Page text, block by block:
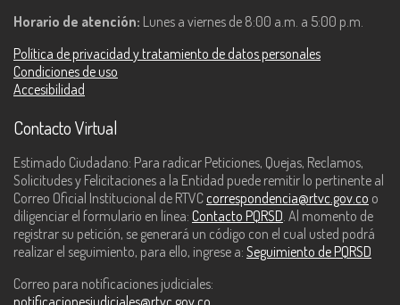
Horario de atención: Lunes a viernes de 8:00 a.m. a 5:00 p.m.
Política de privacidad y tratamiento de datos personales
Condiciones de uso
Accesibilidad
Contacto Virtual
Estimado Ciudadano: Para radicar Peticiones, Quejas, Reclamos,
Solicitudes y Felicitaciones a la Entidad puede remitir lo pertinente al
Correo Oficial Institucional de RTVC correspondencia@rtvc.gov.co o
diligenciar el formulario en línea: Contacto PQRSD. Al momento de
registrar su petición, se generará un código con el cual usted podrá
realizar el seguimiento, para ello, ingrese a: Seguimiento de PQRSD
Correo para notificaciones judiciales: